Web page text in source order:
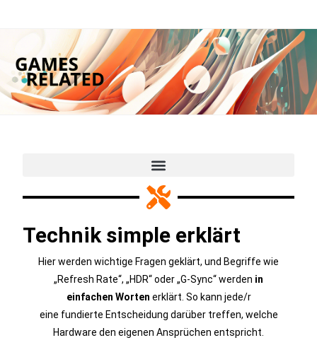
Technik simple erklärt
Hier werden wichtige Fragen geklärt, und Begriffe wie
„Refresh Rate“, „HDR“ oder „G-Sync“ werden in
einfachen Worten erklärt. So kann jede/r
eine fundierte Entscheidung darüber treffen, welche
Hardware den eigenen Ansprüchen entspricht.